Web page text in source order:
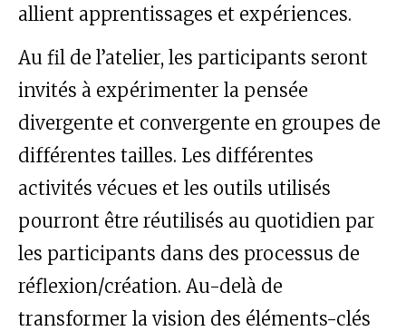
allient apprentissages et expériences.
Au fil de l’atelier, les participants seront
invités à expérimenter la pensée
divergente et convergente en groupes de
différentes tailles. Les différentes
activités vécues et les outils utilisés
pourront être réutilisés au quotidien par
les participants dans des processus de
réflexion/création. Au-delà de
transformer la vision des éléments-clés